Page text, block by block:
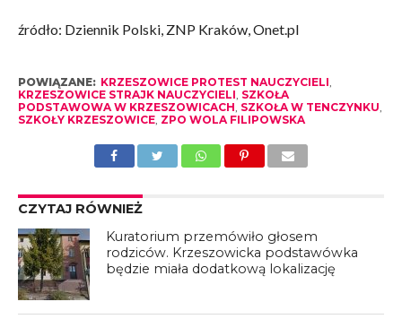
źródło: Dziennik Polski, ZNP Kraków, Onet.pl
POWIĄZANE: KRZESZOWICE PROTEST NAUCZYCIELI,
KRZESZOWICE STRAJK NAUCZYCIELI, SZKOŁA
PODSTAWOWA W KRZESZOWICACH, SZKOŁA W TENCZYNKU,
SZKOŁY KRZESZOWICE, ZPO WOLA FILIPOWSKA
CZYTAJ RÓWNIEŻ
Kuratorium przemówiło głosem
rodziców. Krzeszowicka podstawówka
będzie miała dodatkową lokalizację